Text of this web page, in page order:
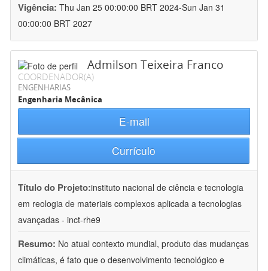
Vigência: Thu Jan 25 00:00:00 BRT 2024-Sun Jan 31
00:00:00 BRT 2027
Admilson Teixeira Franco
COORDENADOR(A)
ENGENHARIAS
Engenharia Mecânica
E-mail
Currículo
Título do Projeto:instituto nacional de ciência e tecnologia
em reologia de materiais complexos aplicada a tecnologias
avançadas - inct-rhe9
Resumo: No atual contexto mundial, produto das mudanças
climáticas, é fato que o desenvolvimento tecnológico e